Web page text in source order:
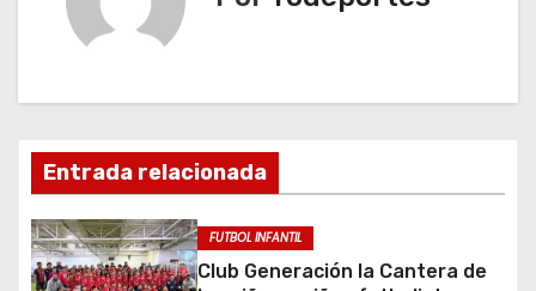
c
ó
n
Entrada relacionada
FUTBOL INFANTIL
Club Generación la Cantera de